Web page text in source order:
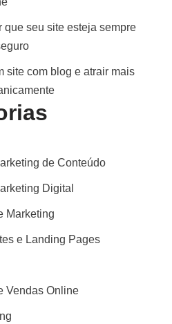
que seu site esteja sempre
site com blog e atrair mais
de Conteúdo
Digital
Marketing
e Landing Pages
Vendas Online